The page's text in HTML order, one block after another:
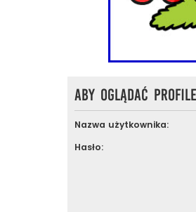
Aby oglądać
Nazwa użytkownika:
Hasło: